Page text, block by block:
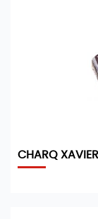
CHARQ